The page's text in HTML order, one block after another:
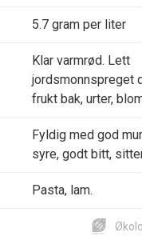
5.7 gram per liter
Klar varmrød. Lett
jordsmonnspreget
frukt bak, urter,
Fyldig med god
syre, godt bitt,
Pasta, lam.